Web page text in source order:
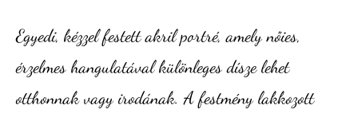
Egyedi, kézzel festett akril portré, amely nőies,
érzelmes hangulatával különleges dísze lehet
otthonnak vagy irodának. A festmény lakkozott